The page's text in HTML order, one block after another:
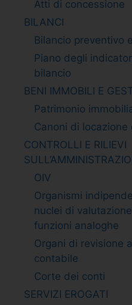
Atti di concessione
BILANCI
Bilancio preventivo
Piano degli
bilancio
BENI IMMOBILI E
Patrimonio
Canoni di
CONTROLLI E RILIEVI
OIV
Organismi
nuclei di
funzioni analoghe
Organi di revisione
contabile
Corte dei conti
SERVIZI EROGATI